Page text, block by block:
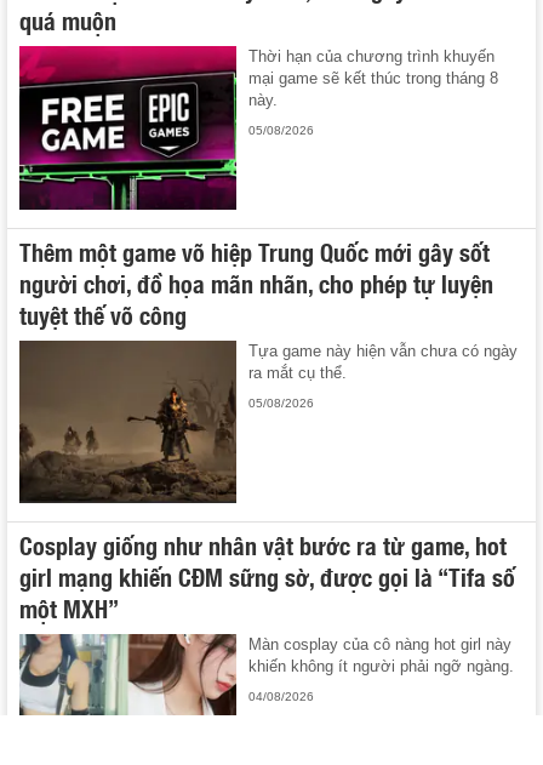
quá muộn
Thời hạn của chương trình khuyến
mại game sẽ kết thúc trong tháng 8
này.
05/08/2026
Thêm một game võ hiệp Trung Quốc mới gây sốt
người chơi, đồ họa mãn nhãn, cho phép tự luyện
tuyệt thế võ công
Tựa game này hiện vẫn chưa có ngày
ra mắt cụ thể.
05/08/2026
Cosplay giống như nhân vật bước ra từ game, hot
girl mạng khiến CĐM sững sờ, được gọi là “Tifa số
một MXH”
Màn cosplay của cô nàng hot girl này
khiến không ít người phải ngỡ ngàng.
04/08/2026